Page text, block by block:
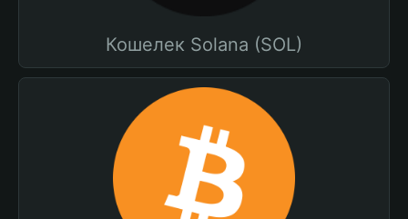
Кошелек Solana (SOL)